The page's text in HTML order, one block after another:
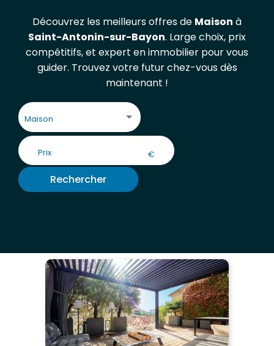
Découvrez les meilleurs offres de Maison à
Saint-Antonin-sur-Bayon. Large choix, prix
compétitifs, et expert en immobilier pour vous
guider. Trouvez votre futur chez-vous dès
maintenant !
Maison
€
Rechercher